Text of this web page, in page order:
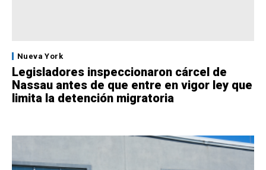
Nueva York
Legisladores inspeccionaron cárcel de
Nassau antes de que entre en vigor ley que
limita la detención migratoria